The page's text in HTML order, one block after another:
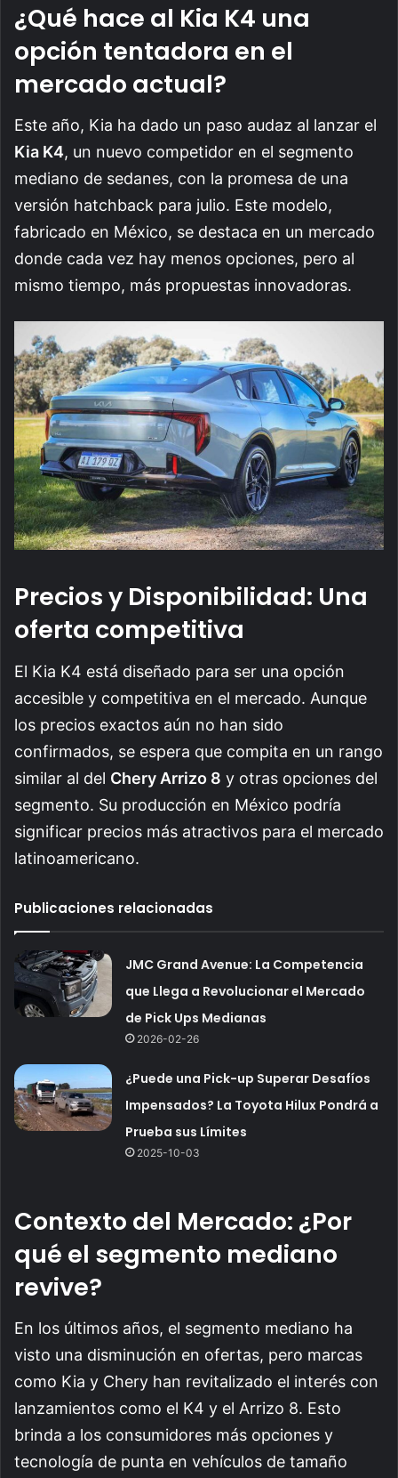
¿Qué hace al Kia K4 una
opción tentadora en el
mercado actual?
Este año, Kia ha dado un paso audaz al lanzar el
Kia K4, un nuevo competidor en el segmento
mediano de sedanes, con la promesa de una
versión hatchback para julio. Este modelo,
fabricado en México, se destaca en un mercado
donde cada vez hay menos opciones, pero al
mismo tiempo, más propuestas innovadoras.
Precios y Disponibilidad: Una
oferta competitiva
El Kia K4 está diseñado para ser una opción
accesible y competitiva en el mercado. Aunque
los precios exactos aún no han sido
confirmados, se espera que compita en un rango
similar al del Chery Arrizo 8 y otras opciones del
segmento. Su producción en México podría
significar precios más atractivos para el mercado
latinoamericano.
Publicaciones relacionadas
JMC Grand Avenue: La Competencia
que Llega a Revolucionar el Mercado
de Pick Ups Medianas
2026-02-26
¿Puede una Pick-up Superar Desafíos
Impensados? La Toyota Hilux Pondrá a
Prueba sus Límites
2025-10-03
Contexto del Mercado: ¿Por
qué el segmento mediano
revive?
En los últimos años, el segmento mediano ha
visto una disminución en ofertas, pero marcas
como Kia y Chery han revitalizado el interés con
lanzamientos como el K4 y el Arrizo 8. Esto
brinda a los consumidores más opciones y
tecnología de punta en vehículos de tamaño